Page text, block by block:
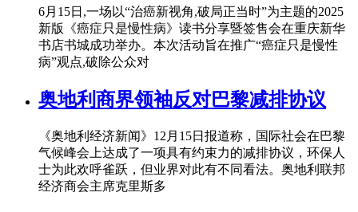
6月15日,一场以“治癌新视角,破局正当时”为主题的2025
新版《癌症只是慢性病》读书分享暨签售会在重庆新华
书店书城成功举办。本次活动旨在推广“癌症只是慢性
病”观点,破除公众对
奥地利商界领袖反对巴黎减排协议
《奥地利经济新闻》12月15日报道称，国际社会在巴黎
气候峰会上达成了一项具有约束力的减排协议，环保人
士为此欢呼雀跃，但业界对此有不同看法。奥地利联邦
经济商会主席克里斯多